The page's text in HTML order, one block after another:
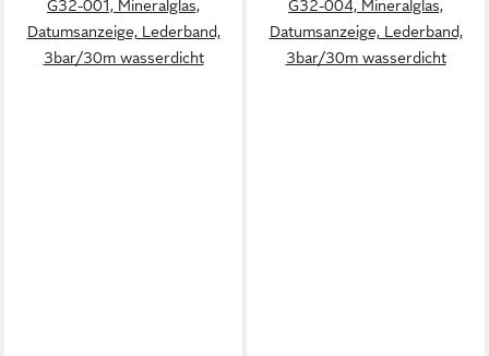
G32-001, Mineralglas,
Datumsanzeige, Lederband,
3bar/30m wasserdicht
G32-004, Mineralglas,
Datumsanzeige, Lederband,
3bar/30m wasserdicht